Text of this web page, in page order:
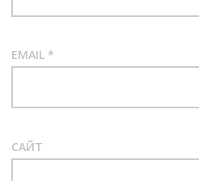
EMAIL *
САЙТ